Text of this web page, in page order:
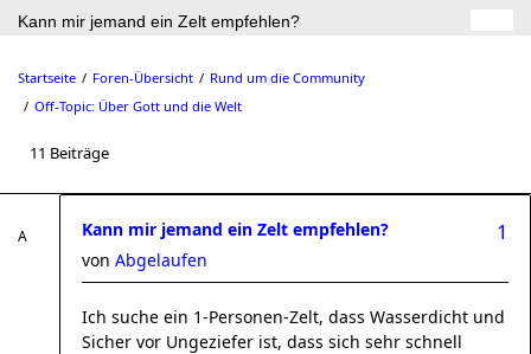
Kann mir jemand ein Zelt empfehlen?
Startseite Foren-Übersicht
Rund um die Community
Off-Topic: Über Gott und die Welt
11 Beiträge
Kann mir jemand ein Zelt empfehlen? 1
von Abgelaufen
Ich suche ein 1-Personen-Zelt, dass Wasserdicht und
Sicher vor Ungeziefer ist, dass sich sehr schnell